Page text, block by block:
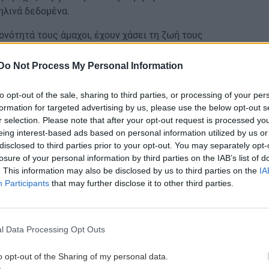
Do Not Process My Personal Information
opt-out of the sale, sharing to third parties, or processing of your
for targeted advertising by us, please use the below opt-out
selection. Please note that after your opt-out request is processed
interest-based ads based on personal information utilized by us
to third parties prior to your opt-out. You may separately
of your personal information by third parties on the IAB’s list of
This information may also be disclosed by us to third parties on the
Participants that may further disclose it to other third parties.
Data Processing Opt Outs
opt-out of the Sharing of my personal data.
δεδομένα.
τους άμαχοι, έχουν χάσει τη ζωή τους
αντιποίνων στη Λωρίδα της Γάζας,
της κυβέρνησης της Χαμάς στον θύλακο,
στο βρετανικό ιατρικό περιοδικό The Lancet
τους πρώτους εννιά μήνες του πολέμου ανάμεσα
κατά 40% και πλέον από αυτόν που ανακοίνωναν οι
η μελέτη αυτή δεν λαμβάνει υπόψη τους
(OCHA) του ΟΗΕ υπολογίζει πως
που χαρακτηρίζονται αγνοούμενοι είναι
(13/1) - Οι Κυριακές που τα καταστήματα θα